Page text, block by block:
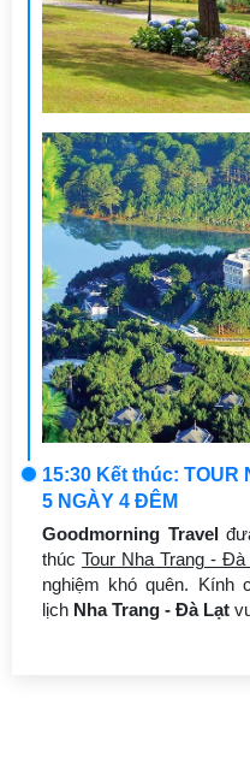
15:30 Kết thúc: TOUR
5 NGÀY 4 ĐÊM
Goodmorning Travel
thúc Tour Nha Trang -
nghiệm khó quên. Kính
lịch Nha Trang - Đà Lạt